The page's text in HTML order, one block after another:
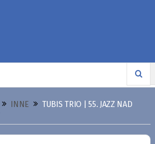
INNE
TUBIS TRIO | 55. JAZZ NAD